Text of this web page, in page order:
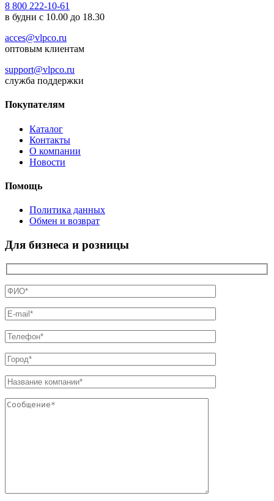
8 800 222-10-61
в будни с 10.00 до 18.30
acces@vlpco.ru
оптовым клиентам
support@vlpco.ru
служба поддержки
Покупателям
Каталог
Контакты
О компании
Новости
Помощь
Политика данных
Обмен и возврат
Для бизнеса и розницы